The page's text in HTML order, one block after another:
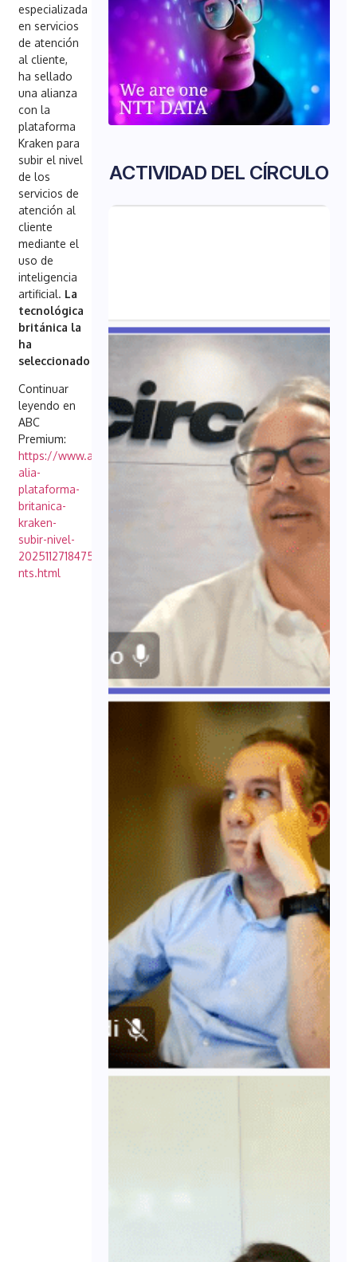
especializada
en servicios
de atención
al cliente,
ha sellado
una alianza
con la
plataforma
Kraken para
subir el nivel
de los
servicios de
atención al
cliente
mediante el
uso de
inteligencia
artificial. La
tecnológica
británica la
ha
seleccionado
Continuar
leyendo en
ABC
Premium:
https://www.abc.es/sevilla/economia/konecta-
alia-
plataforma-
britanica-
kraken-
subir-nivel-
20251127184752-
nts.html
ACTIVIDAD DEL CÍRCULO